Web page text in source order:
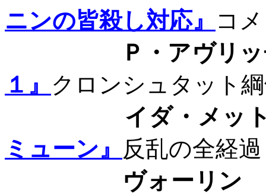
ニンの皆殺し対応』
コ
Ｐ・アヴリッ
１』 クロンシュタット
イダ・メッ
ミューン』
反乱の全経
ヴォーリ